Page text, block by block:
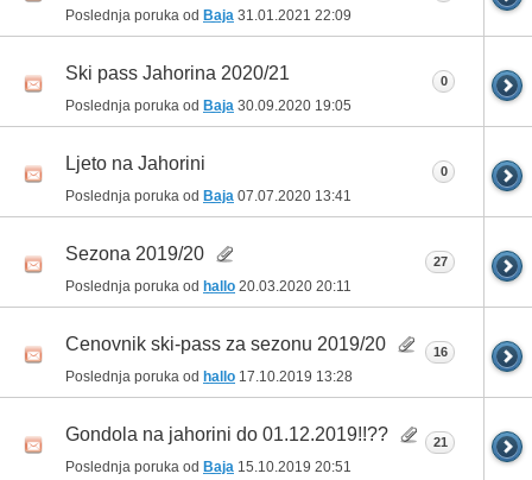
Poslednja poruka od Baja 31.01.2021 22:09
Ski pass Jahorina 2020/21
Poslednja poruka od Baja 30.09.2020 19:05
0
Ljeto na Jahorini
Poslednja poruka od Baja 07.07.2020 13:41
0
Sezona 2019/20
Poslednja poruka od hallo 20.03.2020 20:11
27
Cenovnik ski-pass za sezonu 2019/20
Poslednja poruka od hallo 17.10.2019 13:28
16
Gondola na jahorini do 01.12.2019!!??
Poslednja poruka od Baja 15.10.2019 20:51
21